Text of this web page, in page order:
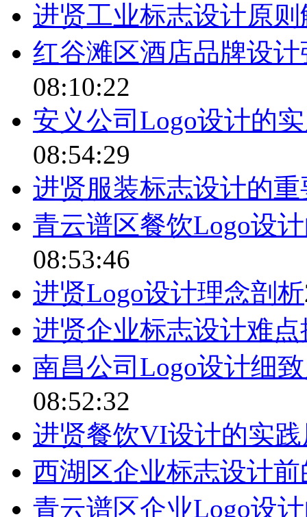
进贤工业标志设计原则
红谷滩区酒店品牌设
08:10:22
安义公司Logo设计的
08:54:29
进贤服装标志设计的重
青云谱区餐饮Logo设
08:53:46
进贤Logo设计理念剖析
进贤企业标志设计难点
南昌公司Logo设计细
08:52:32
进贤餐饮VI设计的实
西湖区企业标志设计
青云谱区企业Logo设